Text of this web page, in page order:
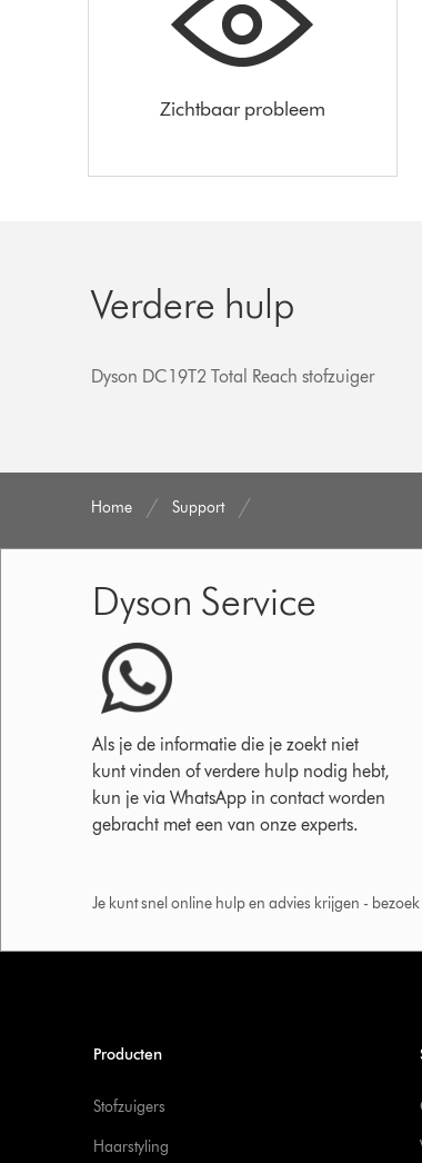
Zichtbaar probleem
Verdere hulp
Dyson DC19T2 Total Reach stofzuiger
Home Support
Dyson Service
Als je de informatie die je zoekt niet
kunt vinden of verdere hulp nodig hebt,
kun je via WhatsApp in contact worden
gebracht met een van onze experts.
Je kunt snel online hulp en advies krijgen -
Producten
Stofzuigers
Haarstyling